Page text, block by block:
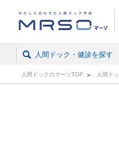
人間ドック・健診を探す
人間ドックのマーソTOP 人間ド